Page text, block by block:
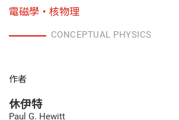
電磁學・核物理
CONCEPTUAL PHYSICS
作者
休伊特
Paul G. Hewitt